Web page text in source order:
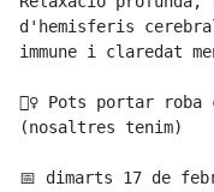
d'hemisferis
immune i claredat
🧘‍♀️ Pots portar roba
(nosaltres tenim)
📅 dimarts 17 de